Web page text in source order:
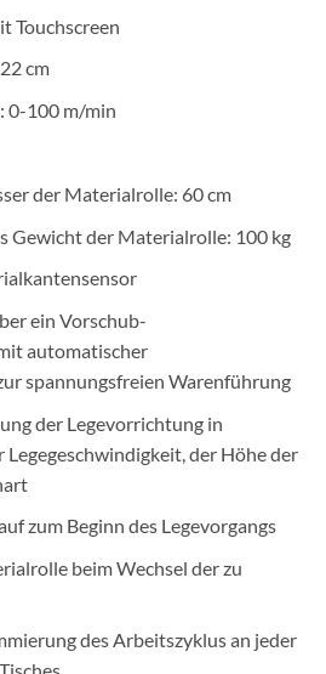
Touchscreen
cm
0-100 m/min
der Materialrolle: 60 cm
Gewicht der Materialrolle: 100 kg
ein Vorschub-
automatischer
spannungsfreien Warenführung
der Legevorrichtung in
der Höhe der
zum Beginn des Legevorgangs
beim Wechsel der zu
des Arbeitszyklus an jeder